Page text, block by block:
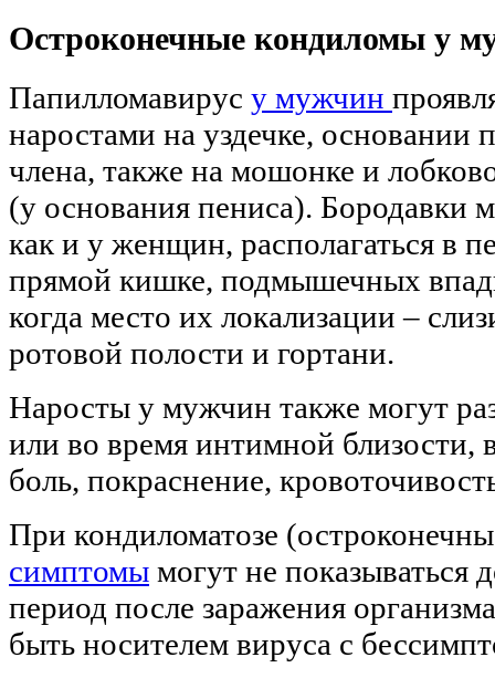
Остроконечные кондиломы у
Папилломавирус у мужчин
наростами на уздечке, основании
члена, также на мошонке и
(у основания пениса). Бородавки
как и у женщин, располагаться в
прямой кишке, подмышечных
когда место их локализации –
ротовой полости и гортани.
Наросты у мужчин также могут
или во время интимной близости,
боль, покраснение,
При кондиломатозе
симптомы могут не показываться
период после заражения
быть носителем вируса с